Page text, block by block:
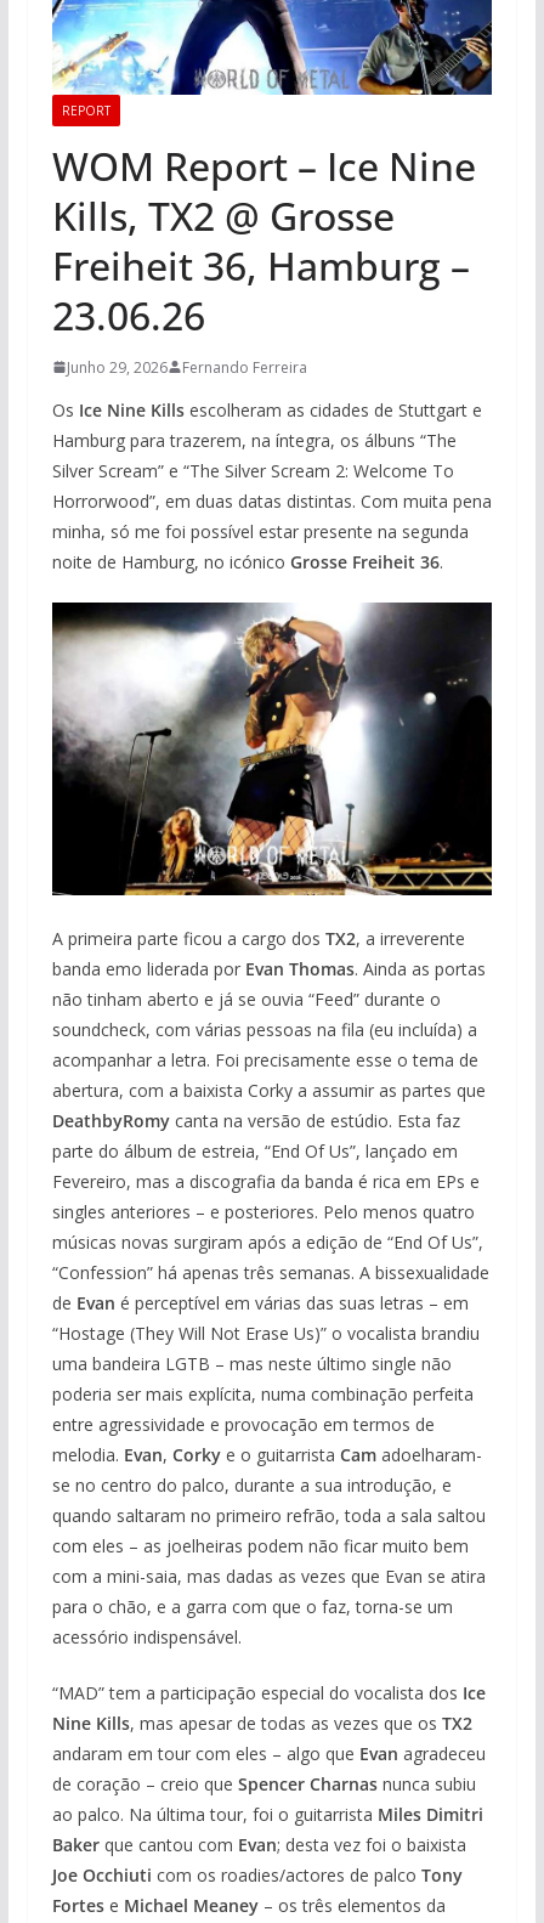
REPORT
WOM Report – Ice Nine
Kills, TX2 @ Grosse
Freiheit 36, Hamburg –
23.06.26
Junho 29, 2026 Fernando Ferreira
Os Ice Nine Killsescolheram as cidades de Stuttgart e
Hamburg para trazerem, na íntegra, os álbuns “The
Silver Scream” e “The Silver Scream 2: Welcome To
Horrorwood”, em duas datas distintas. Com muita pena
minha, só me foi possível estar presente na segunda
noite de Hamburg, no icónico Grosse Freiheit 36.
A primeira parte ficou a cargo dos TX2, a irreverente
banda emo liderada por Evan Thomas. Ainda as portas
não tinham aberto e já se ouvia “Feed” durante o
soundcheck, com várias pessoas na fila (eu incluída) a
acompanhar a letra. Foi precisamente esse o tema de
abertura, com a baixista Corky a assumir as partes que
DeathbyRomycanta na versão de estúdio. Esta faz
parte do álbum de estreia, “End Of Us”, lançado em
Fevereiro, mas a discografia da banda é rica em EPs e
singles anteriores – e posteriores. Pelo menos quatro
músicas novas surgiram após a edição de “End Of Us”,
“Confession” há apenas três semanas. A bissexualidade
de Evan é perceptível em várias das suas letras – em
“Hostage (They Will Not Erase Us)” o vocalista brandiu
uma bandeira LGTB – mas neste último single não
poderia ser mais explícita, numa combinação perfeita
entre agressividade e provocação em termos de
melodia. Evan, Corkye o guitarrista Camadoelharam-
se no centro do palco, durante a sua introdução, e
quando saltaram no primeiro refrão, toda a sala saltou
com eles – as joelheiras podem não ficar muito bem
com a mini-saia, mas dadas as vezes que Evan se atira
para o chão, e a garra com que o faz, torna-se um
acessório indispensável.
“MAD” tem a participação especial do vocalista dos Ice
Nine Kills, mas apesar de todas as vezes que os TX2
andaram em tour com eles – algo que Evan agradeceu
de coração – creio que Spencer Charnasnunca subiu
ao palco. Na última tour, foi o guitarrista Miles Dimitri
Bakerque cantou com Evan; desta vez foi o baixista
Joe Occhiuti com os roadies/actores de palco Tony
Fortese Michael Meaney– os três elementos da